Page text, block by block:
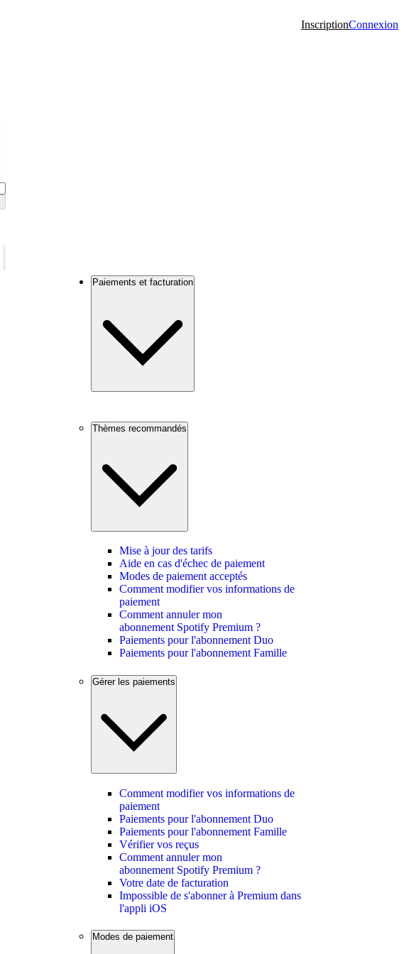
InscriptionConnexion
Paiements et facturation
Thèmes recommandés
Mise à jour des tarifs
Aide en cas d'échec de paiement
Modes de paiement acceptés
Comment modifier vos informations de
paiement
Comment annuler mon
abonnement Spotify Premium ?
Paiements pour l'abonnement Duo
Paiements pour l'abonnement Famille
Gérer les paiements
Comment modifier vos informations de
paiement
Paiements pour l'abonnement Duo
Paiements pour l'abonnement Famille
Vérifier vos reçus
Comment annuler mon
abonnement Spotify Premium ?
Votre date de facturation
Impossible de s'abonner à Premium dans
l'appli iOS
Modes de paiement